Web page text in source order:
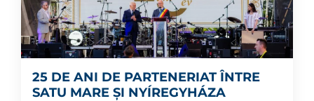
25 DE ANI DE PARTENERIAT ÎNTRE
SATU MARE ȘI NYÍREGYHÁZA